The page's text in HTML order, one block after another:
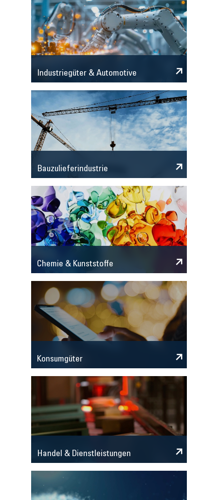
Industriegüter & Automotive
Bauzulieferindustrie
Chemie & Kunststoffe
Konsumgüter
Handel & Dienstleistungen